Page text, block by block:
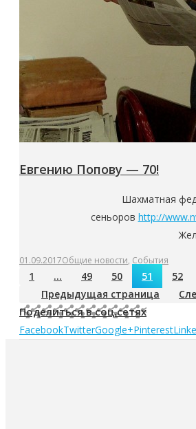
Евгению Попову — 70!
Шахматная
сеньоров http://
01.09.2017Общие новости, События
1 … 49 50 51 52
Предыдущая страница
Поделиться в соц.сетях
FacebookTwitterGoogle+Pinterest